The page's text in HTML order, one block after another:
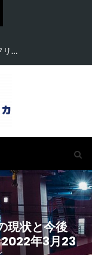
ル…
現状と今後
年3月23